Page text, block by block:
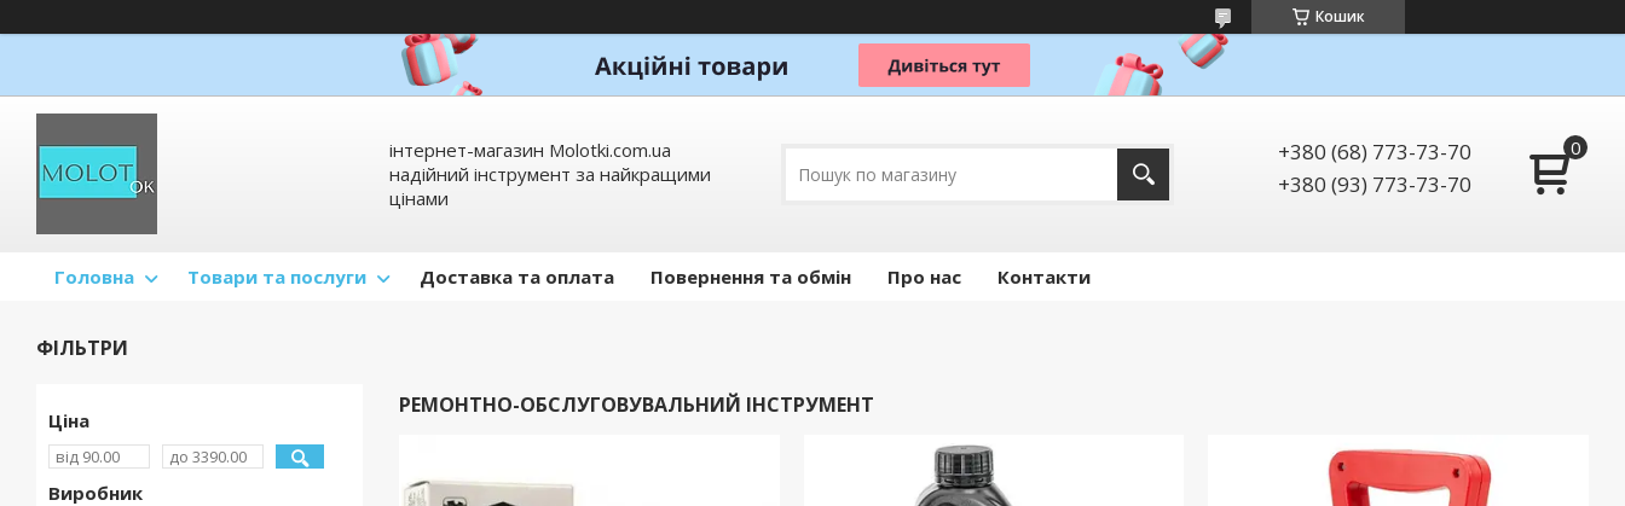
Кошик
інтернет-магазин Molotki.com.ua
надійний інструмент за найкращими
цінами
+380 (68) 773-73-70
+380 (93) 773-73-70
Головна Товари та послуги Доставка та оплата Повернення та обмін Про нас Контакти
РЕМОНТНО-ОБСЛУГОВУВАЛЬНИЙ ІНСТРУМЕНТ
ФІЛЬТРИ
Ціна
Виробник